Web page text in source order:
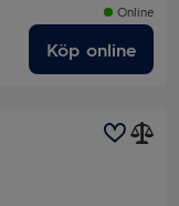
Online
Köp online